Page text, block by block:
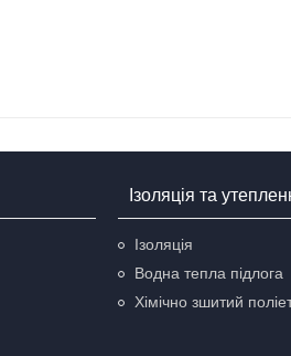
Ізоляція та
Ізоляція
Водна тепла підлога
Хімічно зшитий